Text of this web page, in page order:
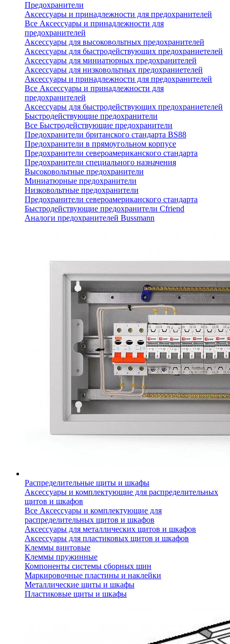
Предохранители
Аксессуары и принадлежности для предохранителей
Все Аксессуары и принадлежности для
предохранителей
Аксессуары для высоковольтных предохранителей
Аксессуары для быстродействующих предохраниетелей
Аксессуары для миниатюрных предохранителей
Аксессуары для низковольтных предохраниетелей
Аксессуары и принадлежности для предохранителей
Все Аксессуары и принадлежности для
предохранителей
Аксессуары для быстродействующих предохраниетелей
Быстродействующие предохранители
Все Быстродействующие предохранители
Предохранители британского стандарта BS88
Предохранители в прямоугольном корпусе
Предохранители североамериканского стандарта
Предохранители специального назначения
Высоковольтные предохранители
Миниатюрные предохранители
Низковольтные предохранители
Предохранители североамериканского стандарта
Быстродействующие предохранители Cfriend
Аналоги предохранителей Bussmann
Распределительные щиты и шкафы
Аксессуары и комплектующие для распределительных
щитов и шкафов
Все Аксессуары и комплектующие для
распределительных щитов и шкафов
Аксессуары для металлических щитов и шкафов
Аксессуары для пластиковых щитов и шкафов
Клеммы винтовые
Клеммы пружинные
Компоненты системы сборных шин
Маркировочные пластины и наклейки
Металлические щиты и шкафы
Пластиковые щиты и шкафы